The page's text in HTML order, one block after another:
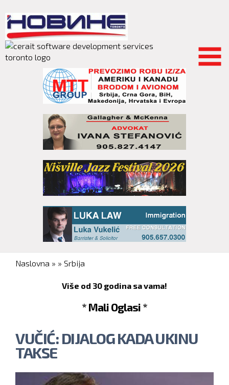
main
content
You are here
Naslovna » » Srbija
Više od 30 godina sa vama!
* Mali Oglasi *
VUČIĆ: DIJALOG KADA UKINU
TAKSE